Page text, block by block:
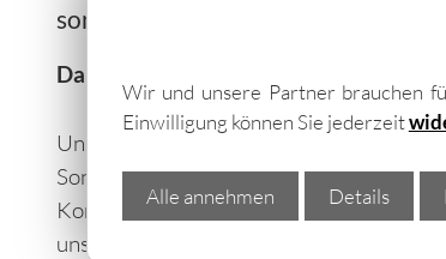
sondern auch den Aufbau und die
Dann ist der Gartenhaus-Bausatz von
Unsere Gartenhäuser aus Metall in
Sonderanfertigung individuell nach
Konfiguration bzw. Bestellung über
unserer Gartenhäuser...
Wir und unsere Partner brauchen
Einwilligung können Sie jederzeit
Alle annehmen Details